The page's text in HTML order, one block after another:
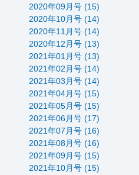
2020年09月号 (15)
2020年10月号 (14)
2020年11月号 (14)
2020年12月号 (13)
2021年01月号 (13)
2021年02月号 (14)
2021年03月号 (14)
2021年04月号 (15)
2021年05月号 (15)
2021年06月号 (17)
2021年07月号 (16)
2021年08月号 (16)
2021年09月号 (15)
2021年10月号 (15)